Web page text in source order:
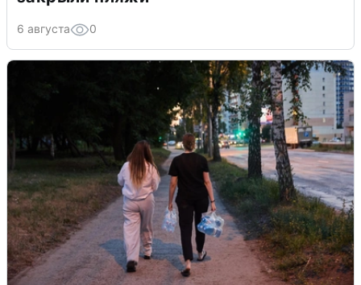
6 августа 0